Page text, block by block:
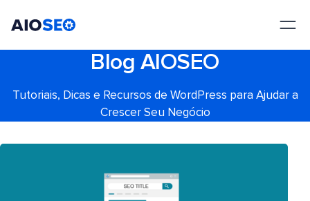
Blog AIOSEO
Tutoriais, Dicas e Recursos de WordPress para Ajudar a
Crescer Seu Negócio